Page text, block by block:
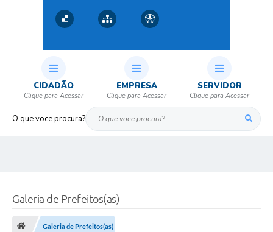
O que voce procura?
CIDADÃO EMPRESA SERVIDOR
Galeria de Prefeitos(as)
Galeria de Prefeitos(as)